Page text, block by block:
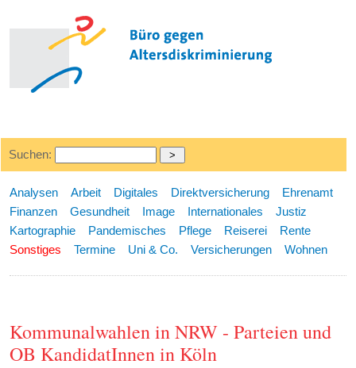
Suchen:
Analysen Arbeit Digitales Direktversicherung
Ehrenamt
Finanzen
Gesundheit Image Internationales
Justiz
Kartographie
Pandemisches Pflege Reiserei
Rente
Sonstiges
Termine Uni & Co. Versicherungen Wohnen
Kommunalwahlen in NRW - Parteien und
OB KandidatInnen in Köln